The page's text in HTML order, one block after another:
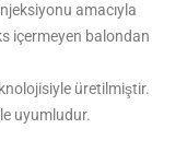
amacıyla
içermeyen balondan
üretilmiştir.
uyumludur.